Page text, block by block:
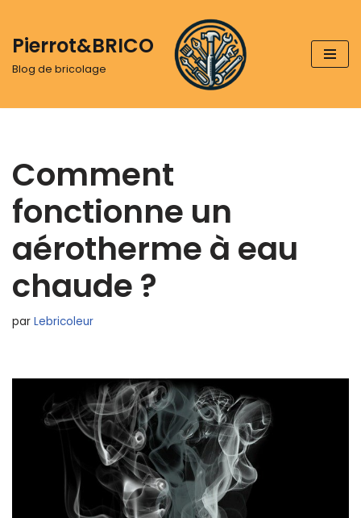
Aller
au
Pierrot&BRICO
Blog de bricolage
Comment
fonctionne un
aérotherme à eau
chaude ?
par Lebricoleur